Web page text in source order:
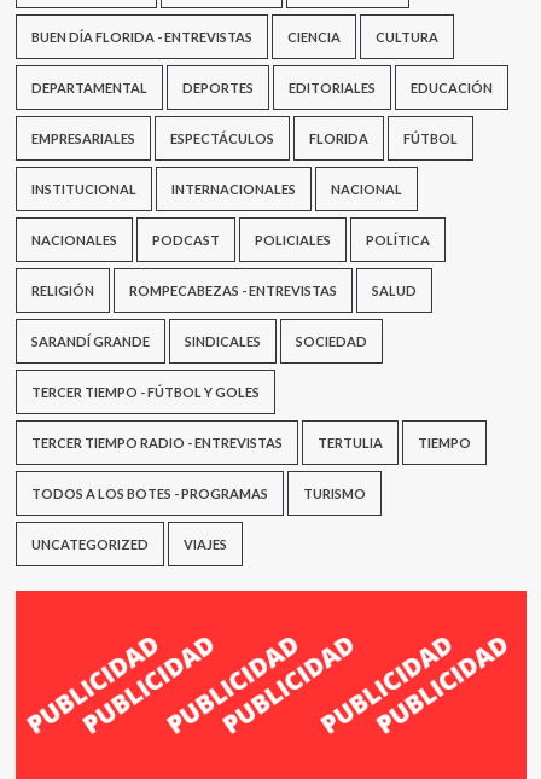
BUEN DÍA FLORIDA - ENTREVISTAS CIENCIA CULTURA
DEPARTAMENTAL DEPORTES EDITORIALES EDUCACIÓN
EMPRESARIALES ESPECTÁCULOS FLORIDA FÚTBOL
INSTITUCIONAL INTERNACIONALES NACIONAL
NACIONALES PODCAST POLICIALES POLÍTICA
RELIGIÓN ROMPECABEZAS - ENTREVISTAS SALUD
SARANDÍ GRANDE SINDICALES SOCIEDAD
TERCER TIEMPO - FÚTBOL Y GOLES
TERCER TIEMPO RADIO - ENTREVISTAS TERTULIA TIEMPO
TODOS A LOS BOTES - PROGRAMAS TURISMO
UNCATEGORIZED VIAJES